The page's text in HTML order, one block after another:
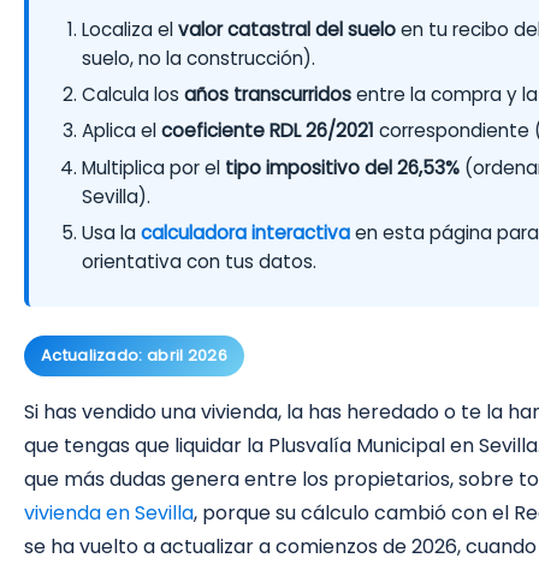
Localiza elvalor catastral del sueloen tu recibo
suelo, no la construcción).
Calcula los años transcurridosentre la compra y
Aplica elcoeficiente RDL 26/2021 correspondiente
Multiplica por el tipo impositivo del 26,53%
Sevilla).
Usa lacalculadora interactivaen esta página
orientativa con tus datos.
Actualizado: abril 2026
Si has vendido una vivienda, la has heredado o te la
que tengas que liquidar la Plusvalía Municipal en
que más dudas genera entre los propietarios, sobre
vivienda en Sevilla, porque su cálculo cambió con el
se ha vuelto a actualizar a comienzos de 2026,